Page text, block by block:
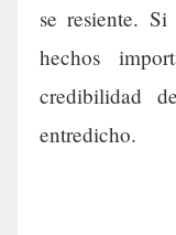
se resiente. Si
hechos
credibilidad
entredicho.